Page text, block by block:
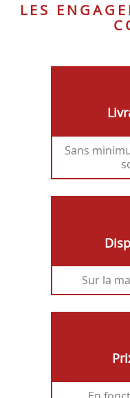
LES
Sans
Sur la